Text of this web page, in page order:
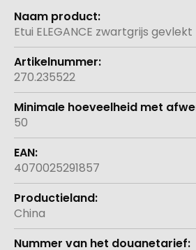
Meer
informatie
Etui ELEGANCE zwartgrijs gevlekt
270.235522
50
4070025291857
China